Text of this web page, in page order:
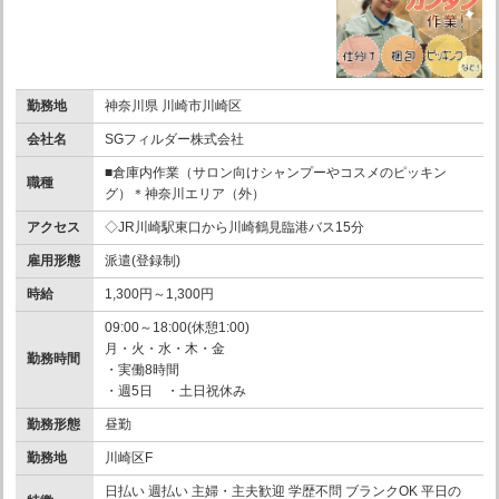
勤務地 神奈川県 川崎市川崎区
会社名 SGフィルダー株式会社
職種
■倉庫内作業（サロン向けシャンプーやコスメのピッキン
グ）＊神奈川エリア（外）
アクセス ◇JR川崎駅東口から川崎鶴見臨港バス15分
雇用形態 派遣(登録制)
時給 1,300円～1,300円
勤務時間
09:00～18:00(休憩1:00)
月・火・水・木・金
・実働8時間
・週5日 ・土日祝休み
勤務形態 昼勤
勤務地 川崎区F
日払い 週払い 主婦・主夫歓迎 学歴不問 ブランクOK 平日の